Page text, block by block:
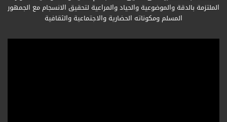
الملتزمة بالدقة والموضوعية والحياد والمراعية لتحقيق الانسجام مع الجمهور
المسلم ومكوناته الحضارية والاجتماعية والثقافية